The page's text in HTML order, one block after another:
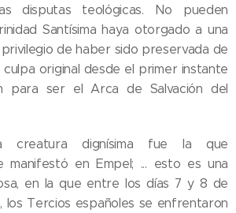
disputas teológicas. No pueden
Santísima haya otorgado a una
de haber sido preservada de
original desde el primer instante
para ser el Arca de Salvación del
creatura dignísima fue la que
manifestó en Empel; ... esto es una
en la que entre los días 7 y 8 de
los Tercios españoles se enfrentaron